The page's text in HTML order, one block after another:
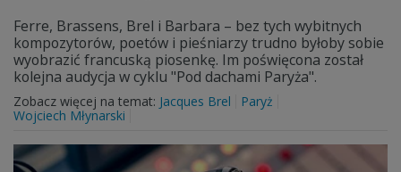
Ferre, Brassens, Brel i Barbara – bez tych wybitnych
kompozytorów, poetów i pieśniarzy trudno byłoby sobie
wyobrazić francuską piosenkę. Im poświęcona został
kolejna audycja w cyklu "Pod dachami Paryża".
Zobacz więcej na temat: Jacques Brel
Paryż
Wojciech Młynarski